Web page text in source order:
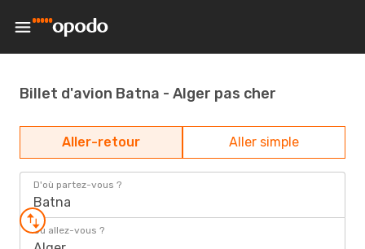
Billet d'avion Batna - Alger pas cher
Aller-retour Aller simple
D'où partez-vous ?
Batna
Où allez-vous ?